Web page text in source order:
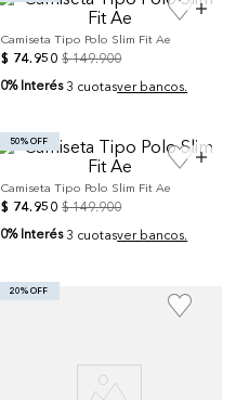
Camiseta Tipo Polo Slim Fit Ae
$ 74. 950 $ 149.900
0% Interés 3 cuotasver bancos.
50% OFF
Camiseta Tipo Polo Slim Fit Ae
$ 74. 950 $ 149.900
0% Interés 3 cuotasver bancos.
20% OFF